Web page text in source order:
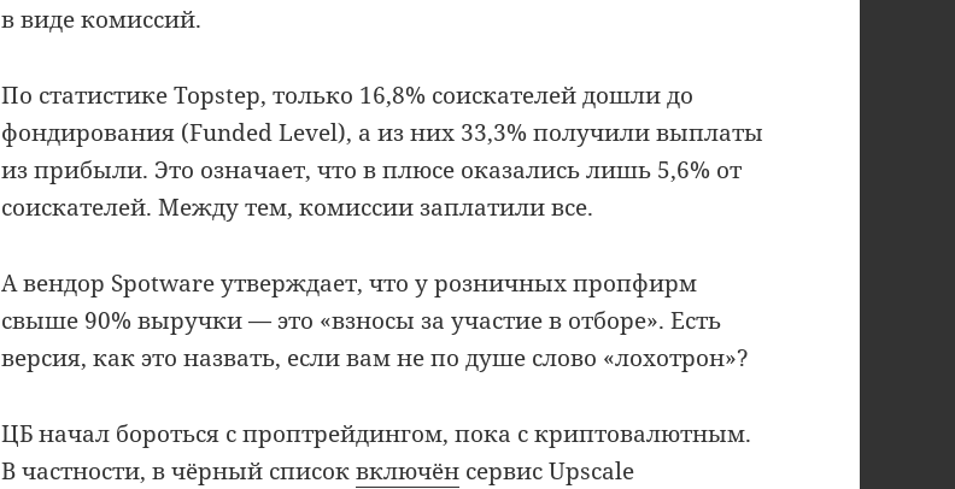
в виде комиссий.
По статистике Topstep, только 16,8% соискателей дошли до
фондирования (Funded Level), а из них 33,3% получили выплаты
из прибыли. Это означает, что в плюсе оказались лишь 5,6% от
соискателей. Между тем, комиссии заплатили все.
А вендор Spotware утверждает, что у розничных пропфирм
свыше 90% выручки — это «взносы за участие в отборе». Есть
версия, как это назвать, если вам не по душе слово «лохотрон»?
ЦБ начал бороться с проптрейдингом, пока с криптовалютным.
В частности, в чёрный списоквключён сервис Upscale